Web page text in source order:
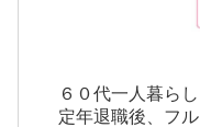
６０代一人暮らし
定年退職後、フ